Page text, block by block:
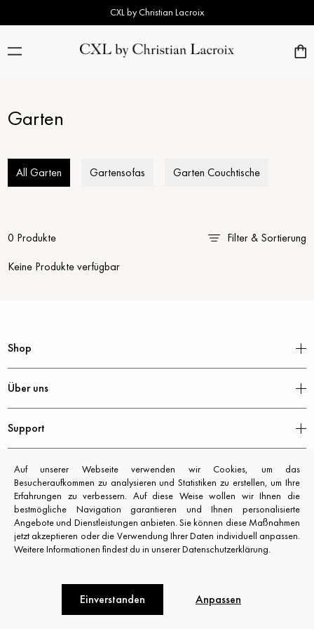
CXL by Christian Lacroix
Garten
All Garten Gartensofas Garten Couchtische
0 Produkte
Filter & Sortierung
Keine Produkte verfügbar
Shop
Über uns
Support
Rechtliches
CXL by Christian Lacroix © 2026. All rights reserved.
Auf unserer Webseite verwenden wir Cookies, um das
Besucheraufkommen zu analysieren und Statistiken zu erstellen, um Ihre
Erfahrungen zu verbessern. Auf diese Weise wollen wir Ihnen die
bestmögliche Navigation garantieren und Ihnen personalisierte
Angebote und Dienstleistungen anbieten. Sie können diese Maßnahmen
jetzt akzeptieren oder die Verwendung Ihrer Daten individuell anpassen.
Weitere Informationen findest du in unserer Datenschutzerklärung.
Einverstanden Anpassen